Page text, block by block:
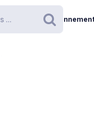
Zoeken